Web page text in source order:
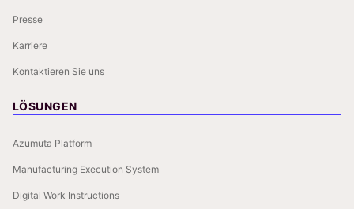
Presse
Karriere
Kontaktieren Sie uns
LÖSUNGEN
Azumuta Platform
Manufacturing Execution System
Digital Work Instructions